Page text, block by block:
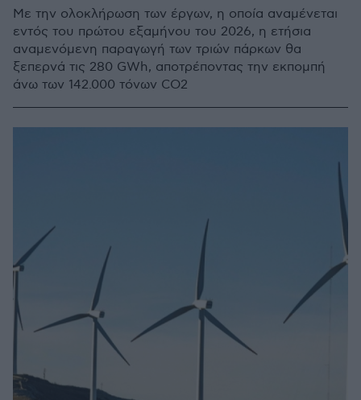
Με την ολοκλήρωση των έργων, η οποία αναμένεται
εντός του πρώτου εξαμήνου του 2026, η ετήσια
αναμενόμενη παραγωγή των τριών πάρκων θα
ξεπερνά τις 280 GWh, αποτρέποντας την εκπομπή
άνω των 142.000 τόνων CO2